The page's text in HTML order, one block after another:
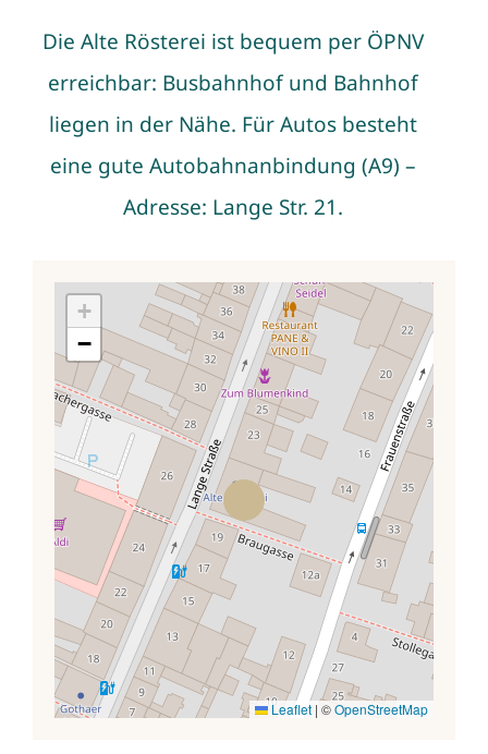
Die Alte Rösterei ist bequem per ÖPNV
erreichbar: Busbahnhof und Bahnhof
liegen in der Nähe. Für Autos besteht
eine gute Autobahnanbindung (A9) –
Adresse: Lange Str. 21.
+
−
Leaflet | ©OpenStreetMap